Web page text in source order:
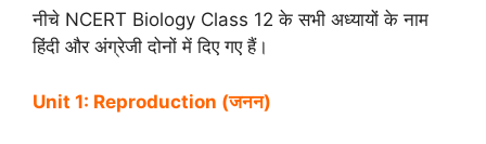
नीचे NCERT Biology Class 12 के सभी अध्यायों के नाम
हिंदी और अंग्रेजी दोनों में दिए गए हैं।
Unit 1: Reproduction (जनन)